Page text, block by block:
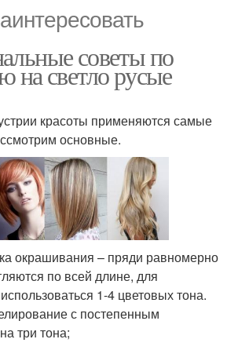
советы по
на светло русые
красоты применяются самые
основные.
окрашивания – пряди равномерно
по всей длине, для
1-4 цветовых тона.
с постепенным
три тона;